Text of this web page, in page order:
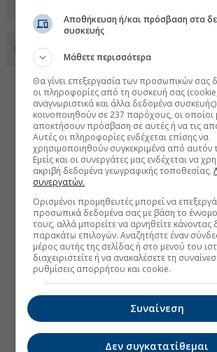
Προσθέστε το euro2day.gr στο
Αποθήκευση ή/και πρόσβαση στα
συσκευής
Μάθετε περισσότερα
Θα γίνει επεξεργασία των προσωπικών σας
οι πληροφορίες από τη συσκευή σας
αναγνωριστικά και άλλα δεδομένα
κοινοποιηθούν σε 237 παρόχους, οι
αποκτήσουν πρόσβαση σε αυτές ή να τις
Αυτές οι πληροφορίες ενδέχεται επίσης να
χρησιμοποιηθούν συγκεκριμένα από αυτόν
Εμείς και οι συνεργάτες μας ενδέχεται να
ακριβή δεδομένα γεωγραφικής τοποθεσίας.
συνεργατών.
Ορισμένοι προμηθευτές μπορεί να
προσωπικά δεδομένα σας με βάση το
τους, αλλά μπορείτε να αρνηθείτε κάνοντας
παρακάτω επιλογών. Αναζητήστε έναν
μέρος αυτής της σελίδας ή στο μενού του
διαχειριστείτε ή να ανακαλέσετε τη
ρυθμίσεις απορρήτου και cookie.
Συναίνεση
Δεν συγκατατίθεμαι